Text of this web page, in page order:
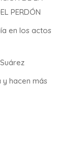
PERDÓN
en los actos
y hacen más